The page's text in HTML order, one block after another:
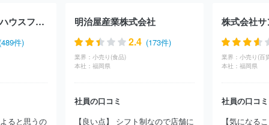
ンパスグループ・ジャパン株式会社（西洋フード）
株式会社船橋
屋
株式会社マリアージュフレールジャポン 株式会社ユカ
株式
会社ヨシケイ松戸
サントリービバレッジサービス株式会社
株式会社イワイ 株式会社オーシャンシステム
株
吉川水産株式会社
株式会社ナ
株式会社グリーンハウスフーズ
件)
ると思うの
明治屋産業株式会社
2.4 (173件)
業界： 小売り(食品)
本社： 福岡県
社員の口コミ
【良い点】 シフト制なので店舗に
株式会社
業界： 小売り(百
本社： 福岡県
社員の口コミ
【気になる